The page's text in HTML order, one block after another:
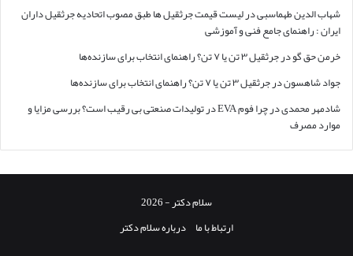
شهاب الدین طهماسبیدرلیست قیمت جرثقیل ها طبق مصوب اتحادیه جرثقیل داران
ایران : راهنمای جامع فنی و آموزشی
خرمن حق گودرجرثقیل ۳ تن یا ۷ تن؟ راهنمای انتخاب برای سازنده‌ها
جواد شاهسوندرجرثقیل ۳ تن یا ۷ تن؟ راهنمای انتخاب برای سازنده‌ها
شادمهر محمدیدر
چرا فوم EVA در تولیدات صنعتی بی رقیب است؟ بررسی مزایا و
موارد مصرف
سلام دکتر - 2026
ارتباط با ما درباره سلام دکتر